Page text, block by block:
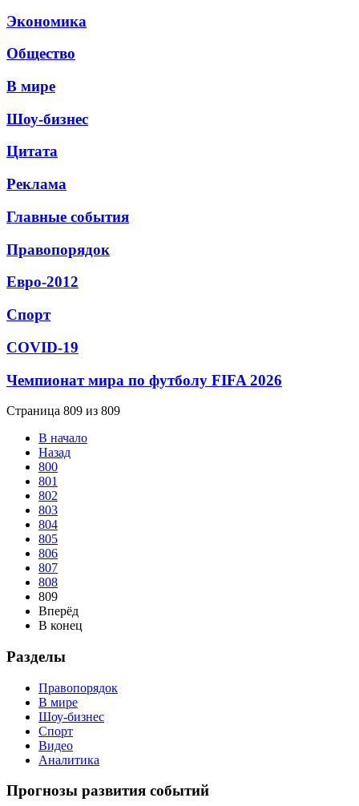
Экономика
Общество
В мире
Шоу-бизнес
Цитата
Реклама
Главные события
Правопорядок
Евро-2012
Спорт
СОVID-19
Чемпионат мира по футболу FIFA 2026
Страница 809 из 809
В начало
Назад
800
801
802
803
804
805
806
807
808
809
Вперёд
В конец
Разделы
Правопорядок
В мире
Шоу-бизнес
Спорт
Видео
Аналитика
Прогнозы развития событий